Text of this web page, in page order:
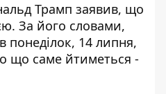
Трамп заявив, що
За його словами,
понеділок, 14 липня,
що саме йтиметься -